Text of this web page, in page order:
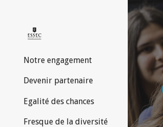
Notre engagement
Devenir partenaire
Egalité des chances
Fresque de la diversité